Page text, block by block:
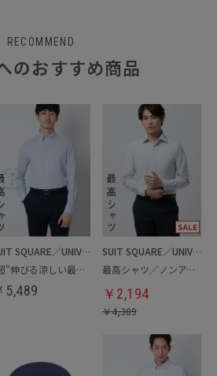
RECOMMEND
のおすすめ商品
SUIT SQUARE／UNIVERSAL LANGUAGE
"超"伸びる涼しい最高シャツ／ノンアイロンジャージードレスシャツ
5,489
SUIT SQUARE／UNIVERSAL LANGUAGE
最高シャツ／ノンアイロンジャージードレスシャツ
￥ 2,194
￥4,389